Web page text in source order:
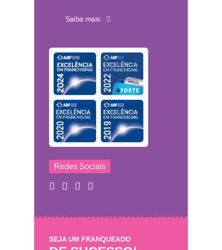
Saiba mais
Redes Sociais
SEJA UM FRANQUEADO